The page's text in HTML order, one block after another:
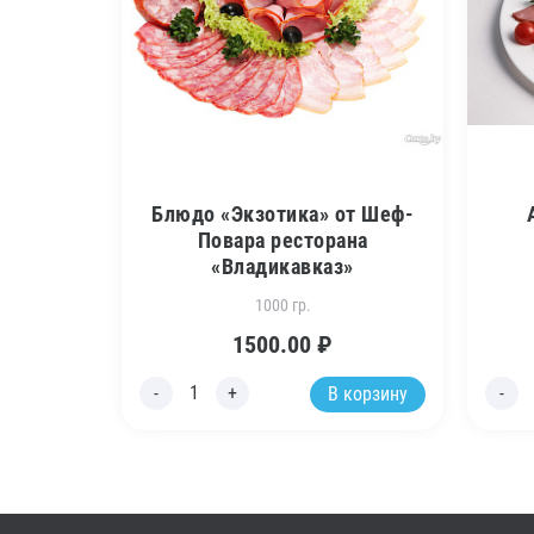
Блюдо «Экзотика» от Шеф-
Повара ресторана
«Владикавказ»
1000 гр.
1500.00 ₽
В корзину